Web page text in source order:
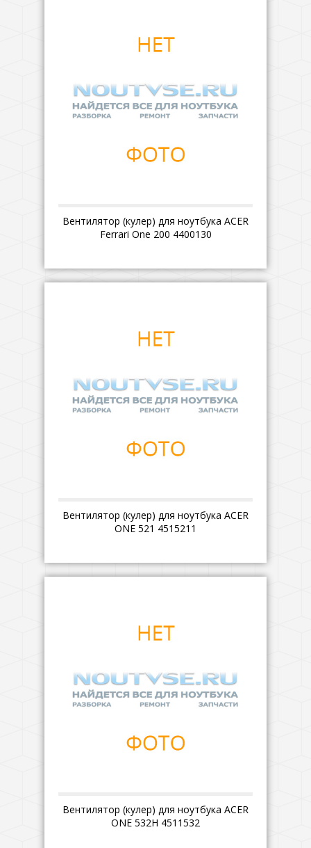
Вентилятор (кулер) для ноутбука ACER
Ferrari One 200 4400130
Вентилятор (кулер) для ноутбука ACER
ONE 521 4515211
Вентилятор (кулер) для ноутбука ACER
ONE 532H 4511532